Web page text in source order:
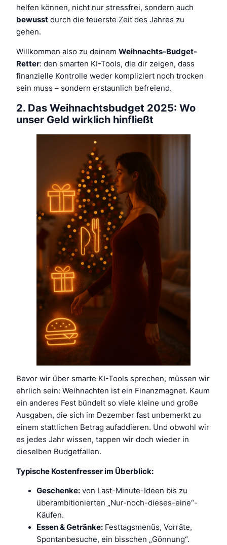
helfen können, nicht nur stressfrei, sondern auch
bewusst durch die teuerste Zeit des Jahres zu
gehen.
Willkommen also zu deinem Weihnachts-Budget-
Retter: den smarten KI-Tools, die dir zeigen, dass
finanzielle Kontrolle weder kompliziert noch trocken
sein muss – sondern erstaunlich befreiend.
2. Das Weihnachtsbudget 2025: Wo
unser Geld wirklich hinfließt
Bevor wir über smarte KI-Tools sprechen, müssen wir
ehrlich sein: Weihnachten ist ein Finanzmagnet. Kaum
ein anderes Fest bündelt so viele kleine und große
Ausgaben, die sich im Dezember fast unbemerkt zu
einem stattlichen Betrag aufaddieren. Und obwohl wir
es jedes Jahr wissen, tappen wir doch wieder in
dieselben Budgetfallen.
Typische Kostenfresser im Überblick:
Geschenke: von Last-Minute-Ideen bis zu
überambitionierten „Nur-noch-dieses-eine“-
Käufen.
Essen & Getränke: Festtagsmenüs, Vorräte,
Spontanbesuche, ein bisschen „Gönnung“.